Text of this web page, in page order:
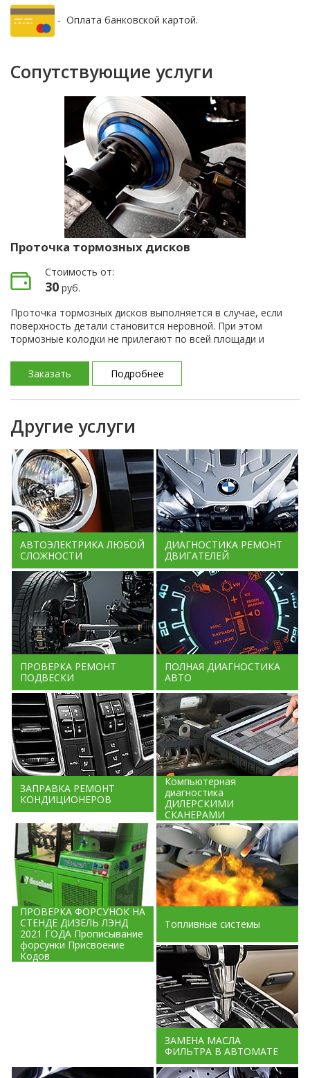
- Оплата банковской картой.
Сопутствующие услуги
Проточка тормозных дисков
Стоимость от:
30 руб.
Проточка тормозных дисков выполняется в случае, если
поверхность детали становится неровной. При этом
тормозные колодки не прилегают по всей площади и
Заказать
Подробнее
Другие услуги
АВТОЭЛЕКТРИКА ЛЮБОЙ
СЛОЖНОСТИ
ДИАГНОСТИКА РЕМОНТ
ДВИГАТЕЛЕЙ
ПРОВЕРКА РЕМОНТ
ПОДВЕСКИ
ПОЛНАЯ ДИАГНОСТИКА
АВТО
ЗАПРАВКА РЕМОНТ
КОНДИЦИОНЕРОВ
Компьютерная
диагностика
ДИЛЕРСКИМИ
СКАНЕРАМИ
ПРОВЕРКА ФОРСУНОК НА
СТЕНДЕ ДИЗЕЛЬ ЛЭНД
2021 ГОДА Прописывание
форсунки Присвоение
Кодов
Топливные системы
ЗАМЕНА МАСЛА
ФИЛЬТРА В АВТОМАТЕ